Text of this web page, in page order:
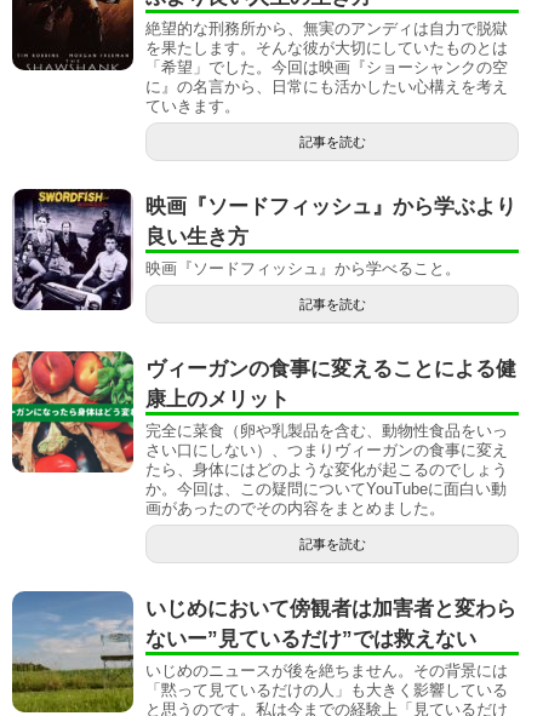
絶望的な刑務所から、無実のアンディは自力で脱獄
を果たします。そんな彼が大切にしていたものとは
「希望」でした。今回は映画『ショーシャンクの空
に』の名言から、日常にも活かしたい心構えを考え
ていきます。
記事を読む
映画『ソードフィッシュ』から学ぶより
良い生き方
映画『ソードフィッシュ』から学べること。
記事を読む
ヴィーガンの食事に変えることによる健
康上のメリット
完全に菜食（卵や乳製品を含む、動物性食品をいっ
さい口にしない）、つまりヴィーガンの食事に変え
たら、身体にはどのような変化が起こるのでしょう
か。今回は、この疑問についてYouTubeに面白い動
画があったのでその内容をまとめました。
記事を読む
いじめにおいて傍観者は加害者と変わら
ないー”見ているだけ”では救えない
いじめのニュースが後を絶ちません。その背景には
「黙って見ているだけの人」も大きく影響している
と思うのです。私は今までの経験上「見ているだけ